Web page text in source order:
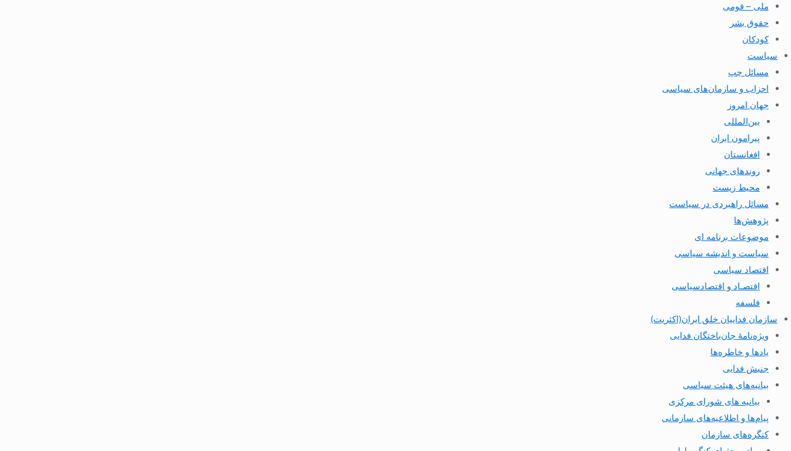
ملی – قومی
حقوق بشر
کودکان
سیاست
مسائل چپ
احزاب و سازمان‌های سیاسی
جهان امروز
بین‌المللی
پیرامون ایران
افغانستان
روندهای جهانی
محیط زیست
مسائل راهبردی در سیاست
پژوهش‌ها
موضوعات برنامه ای
سیاست و اندیشه سیاسی
اقتصاد سیاسی
اقتصـاد و اقتصاد‌سیاسی
فلسفه
سازمان فداییان خلق ایران(اکثریت)
ویژه‌نامهٔ جان‌باختگان فدایی
یادها و خاطره‌ها
جنبش فدایی
بیانیه‌های هیئت سیاسی
بیانیه های شورای مرکزی
پیام‌ها و اطلاعیه‌های سازمانی
کنگره‌های سازمان